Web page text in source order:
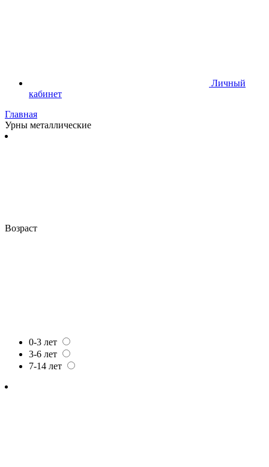
Личный
кабинет
Главная
Урны металлические
Возраст
0-3 лет
3-6 лет
7-14 лет